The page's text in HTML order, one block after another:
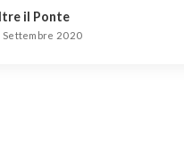
il Ponte
Settembre 2020